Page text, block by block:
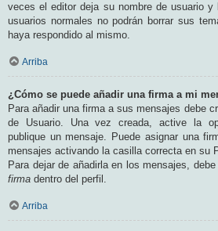
veces el editor deja su nombre de usuario
usuarios normales no podrán borrar sus
haya respondido al mismo.
Arriba
¿Cómo se puede añadir una firma a mi
Para añadir una firma a sus mensajes debe
de Usuario. Una vez creada, active la
publique un mensaje. Puede asignar una
mensajes activando la casilla correcta en su
Para dejar de añadirla en los mensajes,
firma dentro del perfil.
Arriba